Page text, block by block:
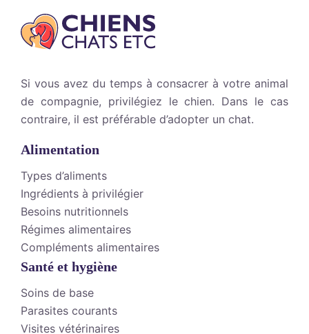
Si vous avez du temps à consacrer à votre animal
de compagnie, privilégiez le chien. Dans le cas
contraire, il est préférable d’adopter un chat.
Alimentation
Types d’aliments
Ingrédients à privilégier
Besoins nutritionnels
Régimes alimentaires
Compléments alimentaires
Santé et hygiène
Soins de base
Parasites courants
Visites vétérinaires